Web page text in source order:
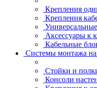
Крепления
Крепления
Аксессуары к
Кабельные
Системы монтажа на
Стойки и
Консоли